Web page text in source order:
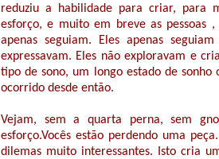
reduziu a habilidade para criar, para
esforço, e muito em breve as pessoas
apenas seguiam. Eles apenas
expressavam. Eles não exploravam e
tipo de sono, um longo estado de sonho
ocorrido desde então.
Vejam, sem a quarta perna, sem
esforço.Vocês estão perdendo uma
dilemas muito interessantes. Isto cria